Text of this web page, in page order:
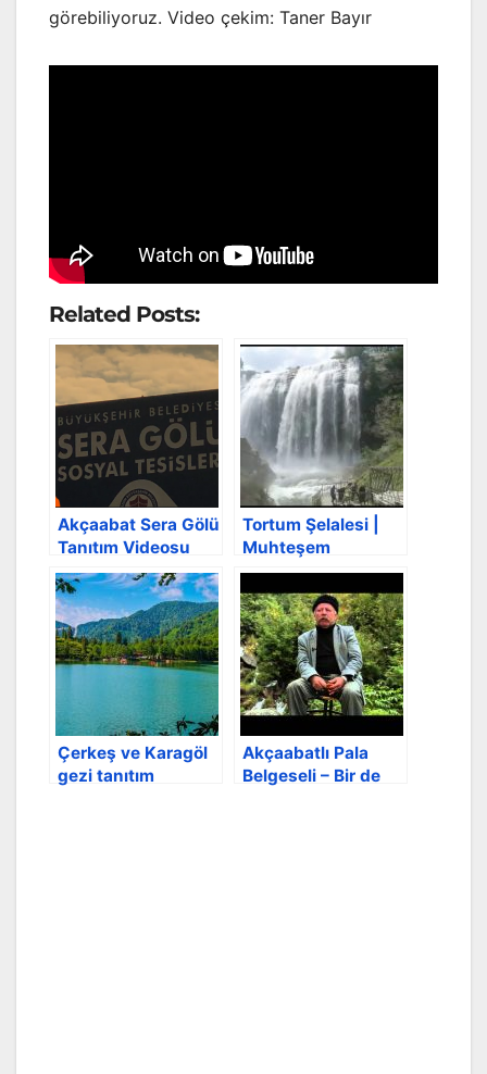
görebiliyoruz. Video çekim: Taner Bayır
Related Posts:
Akçaabat Sera Gölü
Tanıtım Videosu
Tortum Şelalesi |
Muhteşem
manzara
Çerkeş ve Karagöl
gezi tanıtım
Akçaabatlı Pala
Belgeseli – Bir de